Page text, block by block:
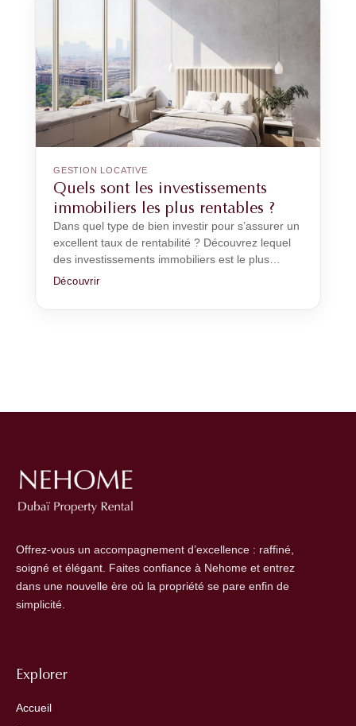
GESTION LOCATIVE
Quels sont les investissements
immobiliers les plus rentables ?
Dans quel type de bien investir pour s’assurer un
excellent taux de rentabilité ? Découvrez lequel
des investissements immobiliers est le plus…
Découvrir
Offrez-vous un accompagnement d’excellence : raffiné,
soigné et élégant. Faites confiance à Nehome et entrez
dans une nouvelle ère où la propriété se pare enfin de
simplicité.
Explorer
Accueil